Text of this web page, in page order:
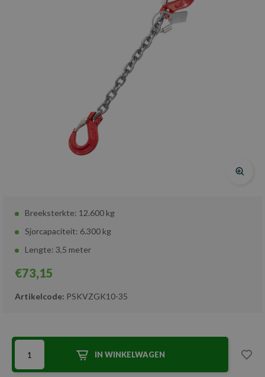
Breeksterkte: 12.600 kg
Sjorcapaciteit: 6.300 kg
Lengte: 3,5 meter
€73,15
Artikelcode: PSKVZGK10-35
IN WINKELWAGEN